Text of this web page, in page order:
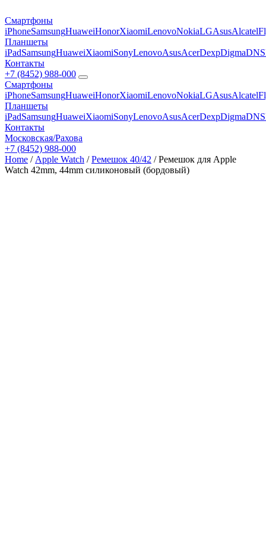
Смартфоны
iPhoneSamsungHuaweiHonorXiaomiLenovoNokiaLGAsusAlcatel
Планшеты
iPadSamsungHuaweiXiaomiSonyLenovoAsusAcerDexpDigmaDNS
Контакты
+7 (8452) 988-000
Смартфоны
iPhoneSamsungHuaweiHonorXiaomiLenovoNokiaLGAsusAlcatel
Планшеты
iPadSamsungHuaweiXiaomiSonyLenovoAsusAcerDexpDigmaDNS
Контакты
Московская/Рахова
+7 (8452) 988-000
Home / Apple Watch /Ремешок 40/42 / Ремешок для Apple
Watch 42mm, 44mm силиконовый (бордовый)